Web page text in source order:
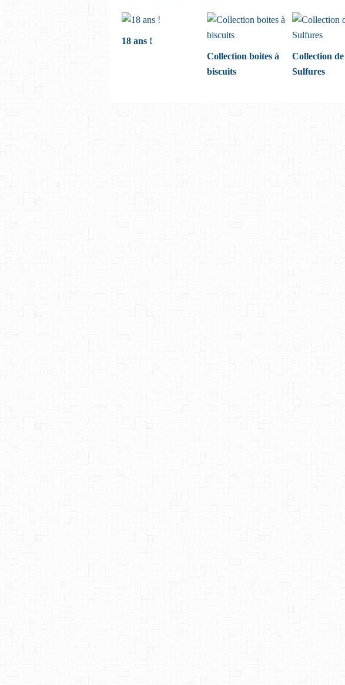
18 ans !
Collection boites à
biscuits
Collection de
Sulfures